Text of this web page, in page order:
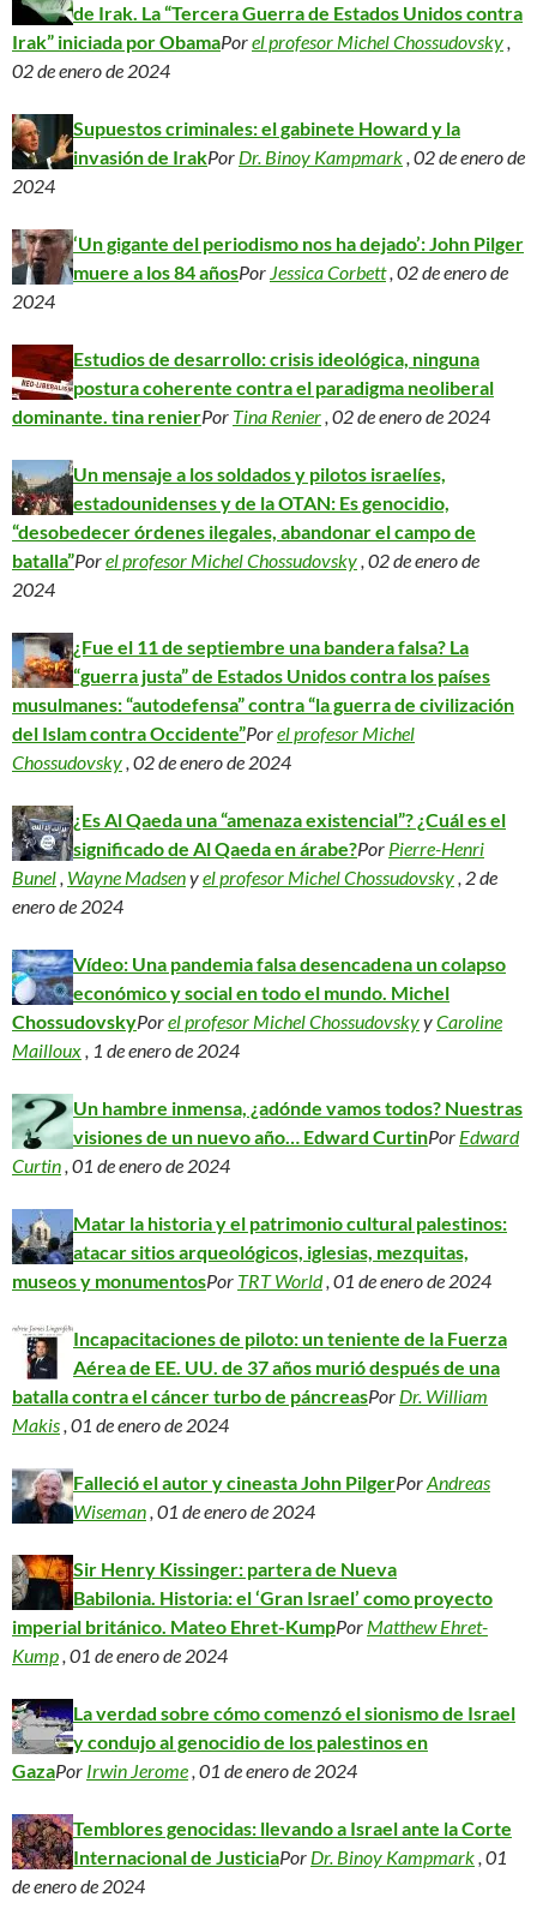
de Irak. La “Tercera Guerra de Estados Unidos contra
Irak” iniciada por ObamaPorel profesor Michel Chossudovsky,
02 de enero de 2024
Supuestos criminales: el gabinete Howard y la
invasión de IrakPor Dr. Binoy Kampmark, 02 de enero de
2024
‘Un gigante del periodismo nos ha dejado’: John Pilger
muere a los 84 añosPor Jessica Corbett, 02 de enero de
2024
Estudios de desarrollo: crisis ideológica, ninguna
postura coherente contra el paradigma neoliberal
dominante. tina renierPor Tina Renier, 02 de enero de 2024
Un mensaje a los soldados y pilotos israelíes,
estadounidenses y de la OTAN: Es genocidio,
“desobedecer órdenes ilegales, abandonar el campo de
batalla”Porel profesor Michel Chossudovsky, 02 de enero de
2024
¿Fue el 11 de septiembre una bandera falsa? La
“guerra justa” de Estados Unidos contra los países
musulmanes: “autodefensa” contra “la guerra de civilización
del Islam contra Occidente”Porel profesor Michel
Chossudovsky, 02 de enero de 2024
¿Es Al Qaeda una “amenaza existencial”? ¿Cuál es el
significado de Al Qaeda en árabe?Por Pierre-Henri
Bunel, Wayne Madsenyel profesor Michel Chossudovsky, 2 de
enero de 2024
Vídeo: Una pandemia falsa desencadena un colapso
económico y social en todo el mundo. Michel
ChossudovskyPorel profesor Michel ChossudovskyyCaroline
Mailloux, 1 de enero de 2024
Un hambre inmensa, ¿adónde vamos todos? Nuestras
visiones de un nuevo año… Edward CurtinPor Edward
Curtin, 01 de enero de 2024
Matar la historia y el patrimonio cultural palestinos:
atacar sitios arqueológicos, iglesias, mezquitas,
museos y monumentosPor TRT World, 01 de enero de 2024
Incapacitaciones de piloto: un teniente de la Fuerza
Aérea de EE. UU. de 37 años murió después de una
batalla contra el cáncer turbo de páncreasPor Dr. William
Makis, 01 de enero de 2024
Falleció el autor y cineasta John PilgerPorAndreas
Wiseman, 01 de enero de 2024
Sir Henry Kissinger: partera de Nueva
Babilonia. Historia: el ‘Gran Israel’ como proyecto
imperial británico. Mateo Ehret-KumpPor Matthew Ehret-
Kump, 01 de enero de 2024
La verdad sobre cómo comenzó el sionismo de Israel
y condujo al genocidio de los palestinos en
GazaPor Irwin Jerome, 01 de enero de 2024
Temblores genocidas: llevando a Israel ante la Corte
Internacional de JusticiaPor Dr. Binoy Kampmark, 01
de enero de 2024